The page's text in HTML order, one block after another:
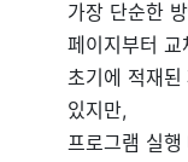
가장 단순한
페이지부터 교
초기에 적재
있지만,
프로그램 실